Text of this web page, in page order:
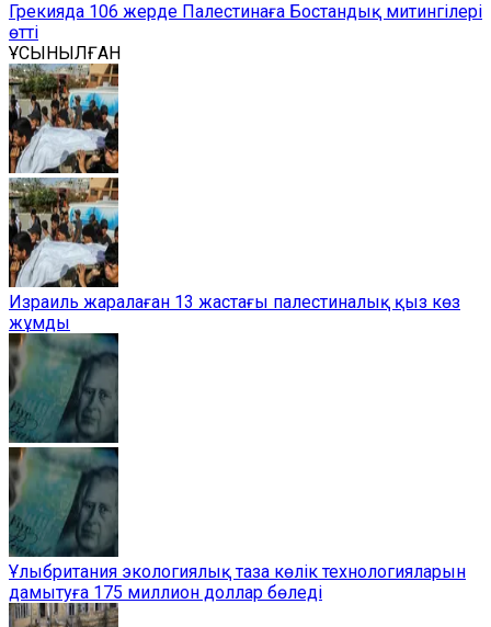
Грекияда 106 жерде Палестинаға Бостандық митингілері
өтті
ҰСЫНЫЛҒАН
Израиль жаралаған 13 жастағы палестиналық қыз көз
жұмды
Ұлыбритания экологиялық таза көлік технологияларын
дамытуға 175 миллион доллар бөледі